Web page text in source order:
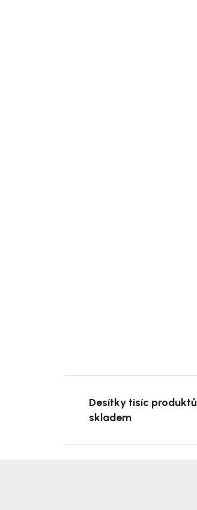
Desítky tisíc produktů
skladem